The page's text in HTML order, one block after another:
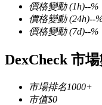
幣本位永續
以數字貨幣為保
美股、外匯、貴
價格變動(1h)--%
價格變動(24h)--
價格變動(7d)--%
DexCheck 市
市場排名1000+
市值$0